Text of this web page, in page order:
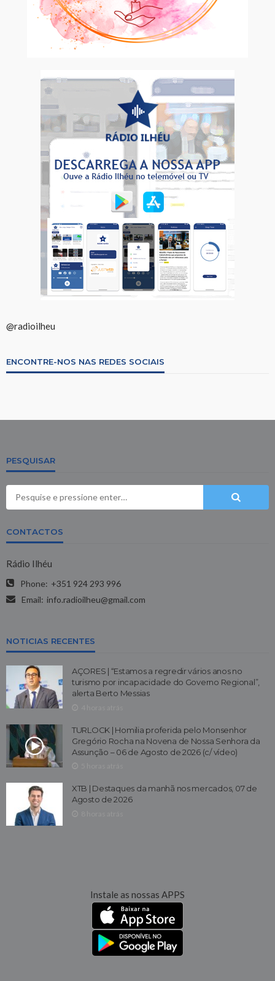
@radioilheu
ENCONTRE-NOS NAS REDES SOCIAIS
PESQUISAR
CONTACTOS
Rádio Ilhéu
Phone: +351 924 293 996
Email: info.radioilheu@gmail.com
NOTICIAS RECENTES
AÇORES | “Estamos a regredir vários anos no
turismo por incapacidade do Governo Regional”,
alerta Berto Messias
TURLOCK | Homilia proferida pelo Monsenhor
Gregório Rocha na Novena de Nossa Senhora da
Assunção – 06 de Agosto de 2026 (c/ vídeo)
XTB | Destaques da manhã nos mercados, 07 de
Agosto de 2026
Instale as nossas APPS